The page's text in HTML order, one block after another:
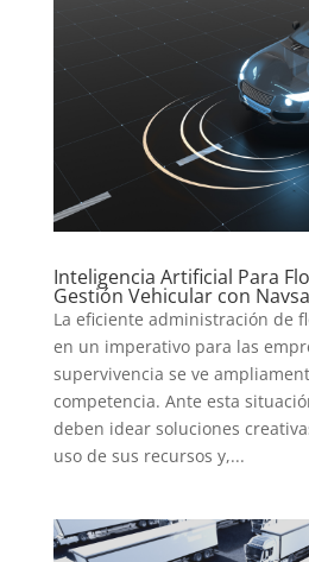
Inteligencia Artificial Para
Gestión Vehicular con
La eficiente administración de
en un imperativo para las
supervivencia se ve
competencia. Ante esta
deben idear soluciones
uso de sus recursos y,...